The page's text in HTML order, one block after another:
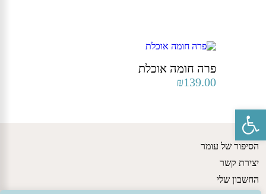
פתח סרגל נגישות
פרה חומה אוכלת
₪139.00
הסיפור של עומר
יצירת קשר
החשבון שלי